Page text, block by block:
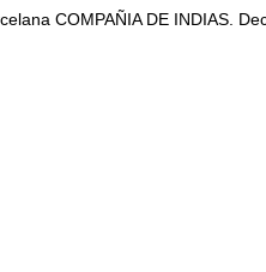
COMPAÑIA DE INDIAS.